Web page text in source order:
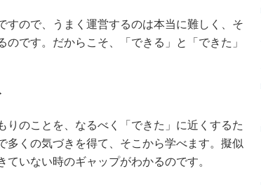
ので、うまく運営するのは本当に難しく、そ
です。だからこそ、「できる」と「できた」
のことを、なるべく「できた」に近くするた
多くの気づきを得て、そこから学べます。擬似
いない時のギャップがわかるのです。